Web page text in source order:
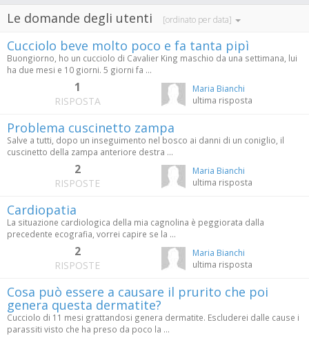
Le domande degli utenti [ordinato per data]
Cucciolo beve molto poco e fa tanta pipì
Buongiorno, ho un cucciolo di Cavalier King maschio da una settimana, lui
ha due mesi e 10 giorni. 5 giorni fa ...
1
RISPOSTA
Maria Bianchi
ultima risposta
Problema cuscinetto zampa
Salve a tutti, dopo un inseguimento nel bosco ai danni di un coniglio, il
cuscinetto della zampa anteriore destra ...
2
RISPOSTE
Maria Bianchi
ultima risposta
Cardiopatia
La situazione cardiologica della mia cagnolina è peggiorata dalla
precedente ecografia, vorrei capire se la ...
2
RISPOSTE
Maria Bianchi
ultima risposta
Cosa può essere a causare il prurito che poi
genera questa dermatite?
Cucciolo di 11 mesi grattandosi genera dermatite. Escluderei dalle cause i
parassiti visto che ha preso da poco la ...